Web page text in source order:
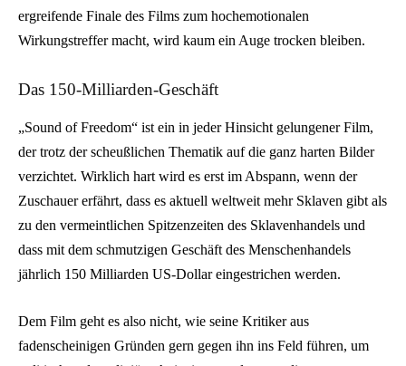
ergreifende Finale des Films zum hochemotionalen
Wirkungstreffer macht, wird kaum ein Auge trocken bleiben.
Das 150-Milliarden-Geschäft
„Sound of Freedom“ ist ein in jeder Hinsicht gelungener Film,
der trotz der scheußlichen Thematik auf die ganz harten Bilder
verzichtet. Wirklich hart wird es erst im Abspann, wenn der
Zuschauer erfährt, dass es aktuell weltweit mehr Sklaven gibt als
zu den vermeintlichen Spitzenzeiten des Sklavenhandels und
dass mit dem schmutzigen Geschäft des Menschenhandels
jährlich 150 Milliarden US-Dollar eingestrichen werden.
Dem Film geht es also nicht, wie seine Kritiker aus
fadenscheinigen Gründen gern gegen ihn ins Feld führen, um